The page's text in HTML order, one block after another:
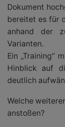
Dokument
bereitet es für
anhand der
Varianten.
Ein „Training“
Hinblick auf
deutlich
Welche
anstoßen?